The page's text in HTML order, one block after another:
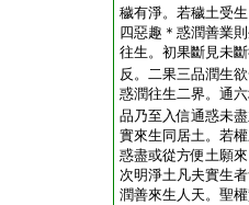
穢有淨。若穢土受
四惡趣＊惑潤善業
往生。初果斷見未
反。二果三品潤生
惑潤往生二界。通
品乃至入信通惑未
實來生同居土。若
惑盡或從方便土願
次明淨土凡夫實生
潤善來生人天。聖